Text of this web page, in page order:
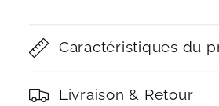
Caractéristiques du
Livraison & Retour